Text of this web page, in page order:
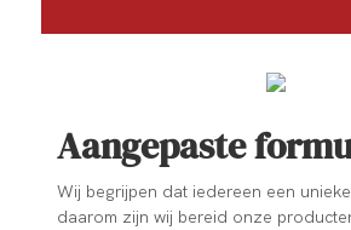
Aangepaste
Wij begrijpen dat iedereen een
daarom zijn wij bereid onze